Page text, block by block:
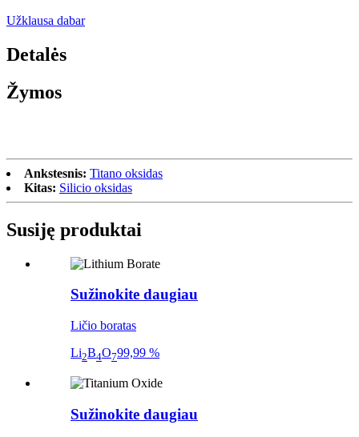
Užklausa dabar
Detalės
Žymos
Ankstesnis: Titano oksidas
Kitas: Silicio oksidas
Susiję produktai
Sužinokite daugiau
Ličio boratas
Li2B4O799,99 %
Sužinokite daugiau